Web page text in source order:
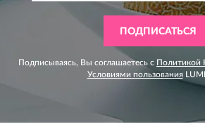
ПОДПИСАТЬСЯ
Подписываясь, Вы соглашаетесь с Политикой
Условиями пользования